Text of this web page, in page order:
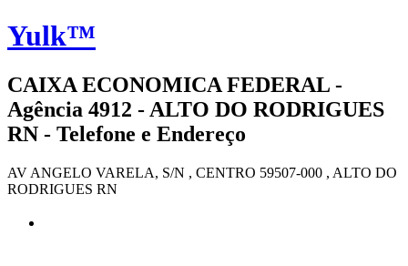
Yulk™
CAIXA ECONOMICA FEDERAL -
Agência 4912 - ALTO DO RODRIGUES
RN - Telefone e Endereço
AV ANGELO VARELA, S/N , CENTRO 59507-000 , ALTO DO
RODRIGUES RN